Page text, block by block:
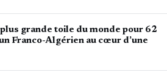
grande toile du monde pour 62
Franco-Algérien au cœur d’une